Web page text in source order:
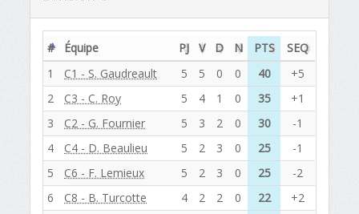
# Équipe PJ V D N PTS
SEQ
1
C1 - S. Gaudreault 5 5 0 0 40
+5
2
C3 - C. Roy 5 4 1 0 35
+1
3
C2 - G. Fournier 5 3 2 0 30
-1
4
C4 - D. Beaulieu 5 2 3 0 25
-1
5
C6 - F. Lemieux 5 2 3 0 25
-2
6
C8 - B. Turcotte 4 2 2 0 22
+2